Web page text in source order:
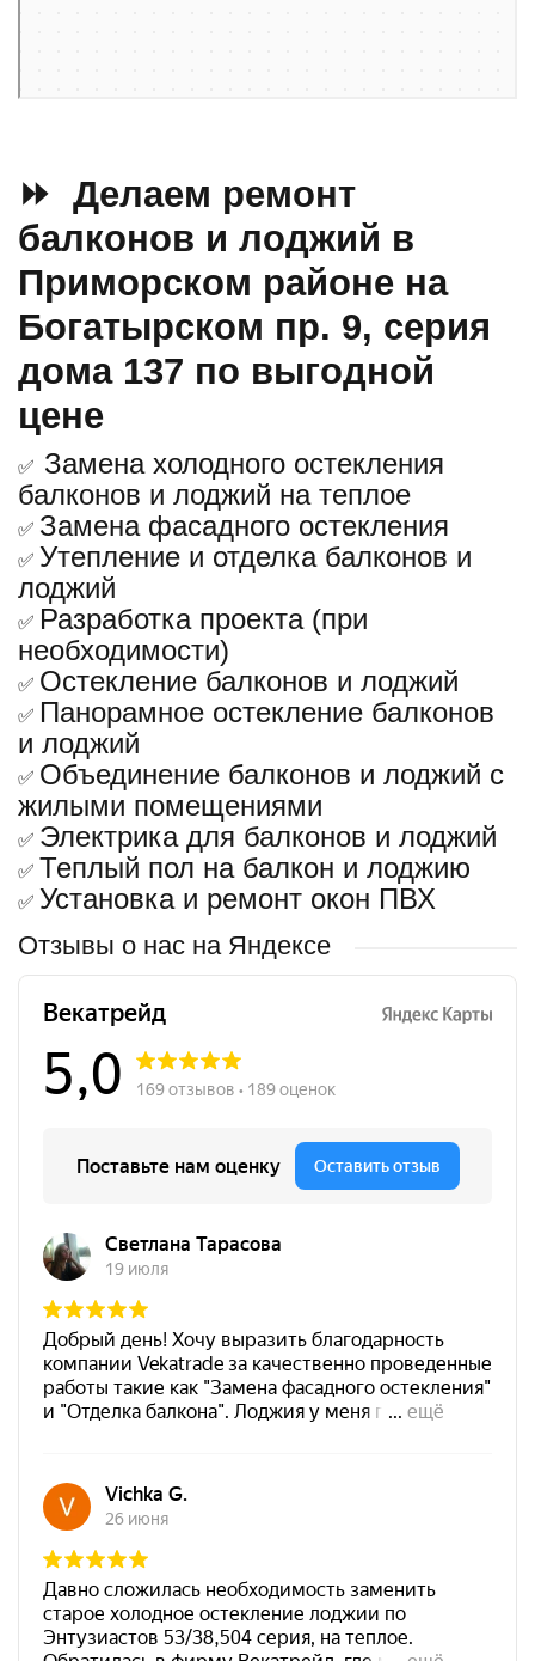
⏩ Делаем ремонт
балконов и лоджий в
Приморском районе на
Богатырском пр. 9, серия
дома 137 по выгодной
цене
✅ Замена холодного остекления
балконов и лоджий на теплое
✅ Замена фасадного остекления
✅ Утепление и отделка балконов и
лоджий
✅ Разработка проекта (при
необходимости)
✅ Остекление балконов и лоджий
✅ Панорамное остекление балконов
и лоджий
✅ Объединение балконов и лоджий с
жилыми помещениями
✅ Электрика для балконов и лоджий
✅ Теплый пол на балкон и лоджию
✅ Установка и ремонт окон ПВХ
Отзывы о нас на Яндексе